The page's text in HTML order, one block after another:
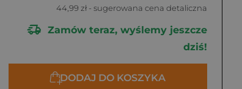
44,99 zł - sugerowana cena detaliczna
Zamów teraz, wyślemy jeszcze
dziś!
DODAJ DO KOSZYKA